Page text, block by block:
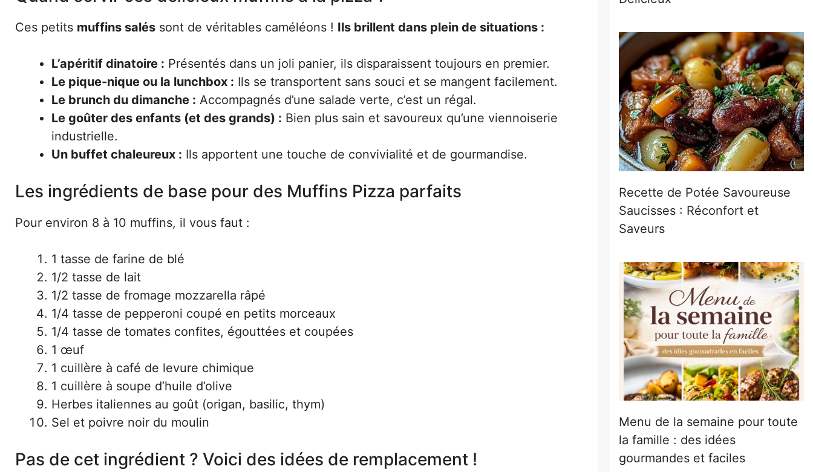
Ces petits muffins salés sont de véritables caméléons ! Ils brillent dans plein de situations :
L’apéritif dinatoire : Présentés dans un joli panier, ils disparaissent toujours en premier.
Le pique-nique ou la lunchbox : Ils se transportent sans souci et se mangent facilement.
Le brunch du dimanche : Accompagnés d’une salade verte, c’est un régal.
Le goûter des enfants (et des grands) : Bien plus sain et savoureux qu’une viennoiserie
industrielle.
Un buffet chaleureux : Ils apportent une touche de convivialité et de gourmandise.
Les ingrédients de base pour des Muffins Pizza parfaits
Pour environ 8 à 10 muffins, il vous faut :
1 tasse de farine de blé
1/2 tasse de lait
1/2 tasse de fromage mozzarella râpé
1/4 tasse de pepperoni coupé en petits morceaux
1/4 tasse de tomates confites, égouttées et coupées
1 œuf
1 cuillère à café de levure chimique
1 cuillère à soupe d’huile d’olive
Herbes italiennes au goût (origan, basilic, thym)
Sel et poivre noir du moulin
Pas de cet ingrédient ? Voici des idées de remplacement !
Recette de Potée Savoureuse
Saucisses : Réconfort et
Saveurs
Menu de la semaine pour toute
la famille : des idées
gourmandes et faciles